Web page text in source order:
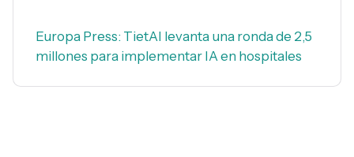
Europa Press: TietAI levanta una ronda de 2,5
millones para implementar IA en hospitales